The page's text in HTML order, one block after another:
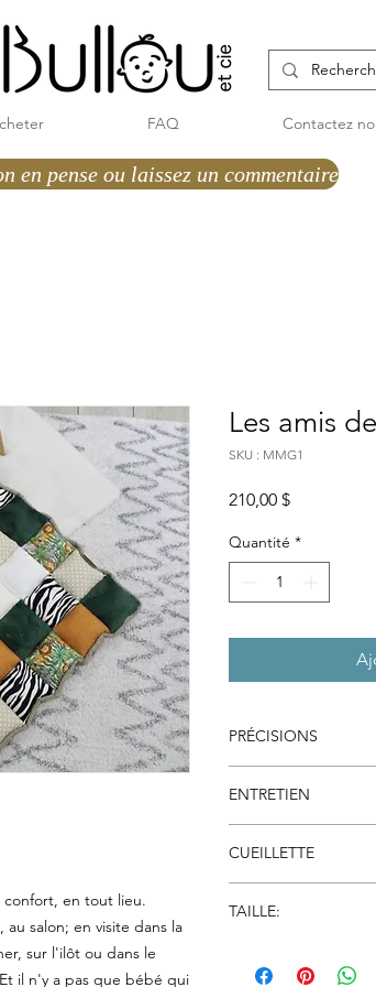
FAQ Contactez
en pense ou laissez un commentaire
en pense ou laissez un commentaire
en tout lieu.
salon; en visite dans la
sur l'ilôt ou dans le
il n'y a pas que bébé qui
Les amis
SKU : MMG1
210,00 $Prix
Quantité *
PRÉCISIONS
inopportun; chaque
assemblée pour
fibres polyester
ENTRETIEN
la machine à l'air
CUEILLETTE
chercher votre
TAILLE: